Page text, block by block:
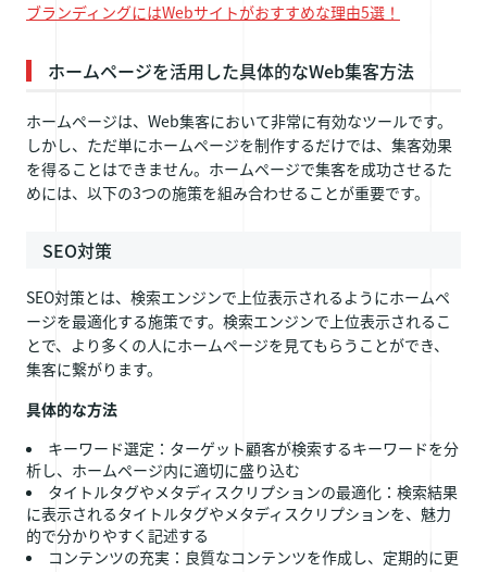
ブランディングにはWebサイトがおすすめな理由5選！
ホームページを活用した具体的なWeb集客方法
ホームページは、Web集客において非常に有効なツールです。
しかし、ただ単にホームページを制作するだけでは、集客効果
を得ることはできません。ホームページで集客を成功させるた
めには、以下の3つの施策を組み合わせることが重要です。
SEO対策
SEO対策とは、検索エンジンで上位表示されるようにホームペ
ージを最適化する施策です。検索エンジンで上位表示されるこ
とで、より多くの人にホームページを見てもらうことができ、
集客に繋がります。
具体的な方法
キーワード選定：ターゲット顧客が検索するキーワードを分
析し、ホームページ内に適切に盛り込む
タイトルタグやメタディスクリプションの最適化：検索結果
に表示されるタイトルタグやメタディスクリプションを、魅力
的で分かりやすく記述する
コンテンツの充実：良質なコンテンツを作成し、定期的に更